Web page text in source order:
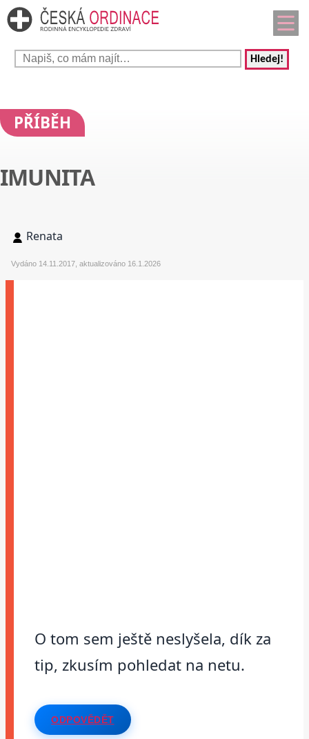
Hledej!
PŘÍBĚH
IMUNITA
Renata
Vydáno 14.11.2017, aktualizováno 16.1.2026
O tom sem ještě neslyšela, dík za
tip, zkusím pohledat na netu.
ODPOVĚDĚT